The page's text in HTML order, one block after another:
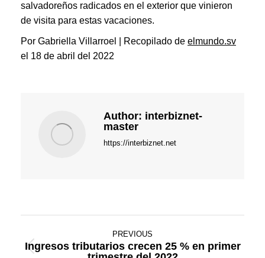
salvadoreños radicados en el exterior que vinieron
de visita para estas vacaciones.
Por Gabriella Villarroel | Recopilado de elmundo.sv
el 18 de abril del 2022
Author: interbiznet-
master
https://interbiznet.net
navigationPREVIOUS
Previous
Ingresos tributarios crecen 25 % en primer